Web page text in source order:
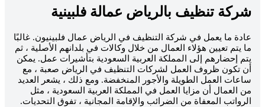
شركة تنظيف بالرياض عمالة فلبينية
عادة ما يعمل في شركة التنظيف في الرياض عمال فلبينيون. غالبًا
ما يتم تعيين هؤلاء العمال من خلال وكالات في بلدانهم الأصلية ، ثم
يتم إحضارهم إلى المملكة العربية السعودية بتأشيرات عمل. يمكن
أن تكون ظروف العمل لشركات التنظيف في الرياض صعبة ، مع
ساعات العمل الطويلة والأجور المنخفضة. ومع ذلك ، يشعر العديد
من العمال أن مزايا العمل في المملكة العربية السعودية ، مثل
الرواتب المعفاة من الضرائب والإقامة المجانية ، تفوق التحديات.